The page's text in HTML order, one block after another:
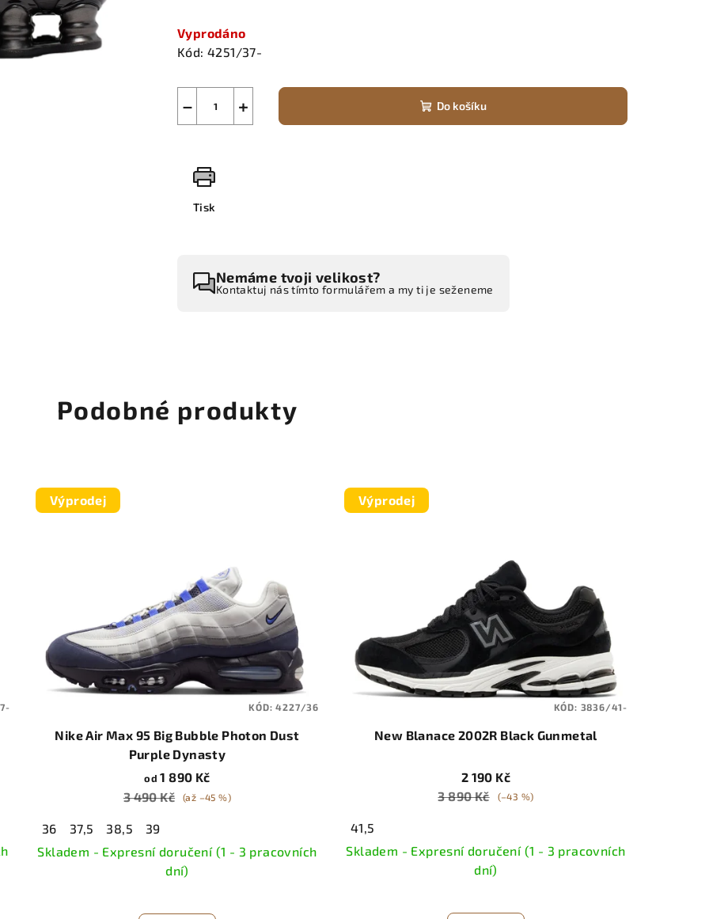
cena:
Vyprodáno
Kód: 4251/37-
+
− Do košíku
Tisk
Nemáme tvoji velikost?
Kontaktuj nás tímto formulářem a my ti je seženeme
Podobné produkty
Výprodej
Nike Air Max 95 Big Bubble Photon Dust
Purple Dynasty
od 1 890 Kč
3 490 Kč
(až –45 %)
36 37,5 38,5
39
Skladem - Expresní doručení (1 - 3 pracovních
dní)
KÓD:4227/36
Výprodej
New Blanace 2002R Black Gunmetal
2 190 Kč
3 890 Kč
(–43 %)
41,5
Skladem - Expresní doručení (1 - 3 pracovních
dní)
KÓD: 3836/41-